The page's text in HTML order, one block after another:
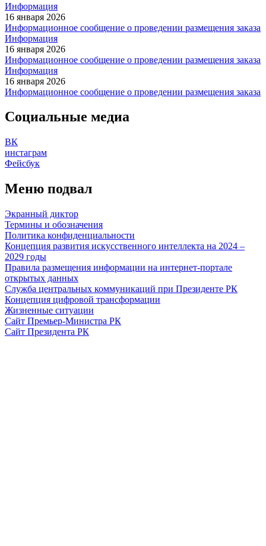
Информация
16 января 2026
Информационное сообщение о проведении размещения заказа
Информация
16 января 2026
Информационное сообщение о проведении размещения заказа
Информация
16 января 2026
Информационное сообщение о проведении размещения заказа
Социальные медиа
ВК
инстаграм
Фейсбук
Меню подвал
Экранный диктор
Термины и обозначения
Политика конфиденциальности
Концепция развития искусственного интеллекта на 2024 –
2029 годы
Правила размещения информации на интернет-портале
открытых данных
Служба центральных коммуникаций при Президенте РК
Концепция цифровой трансформации
Жизненные ситуации
Сайт Премьер-Министра РК
Сайт Президента РК